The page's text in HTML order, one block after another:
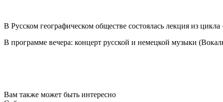
В Русском географическом обществе состоялась лекция из
В программе вечера: концерт русской и немецкой музыки
Вам также может быть интересно